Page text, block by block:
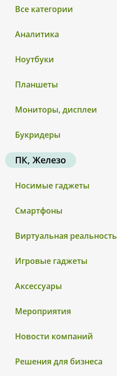
Все категории
Аналитика
Ноутбуки
Планшеты
Мониторы, дисплеи
Букридеры
ПК, Железо
Носимые гаджеты
Смартфоны
Виртуальная реальность
Игровые гаджеты
Аксессуары
Мероприятия
Новости компаний
Решения для бизнеса